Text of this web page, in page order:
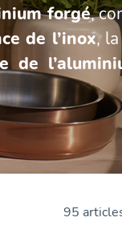
forgé,
de l’inox, la
de
95